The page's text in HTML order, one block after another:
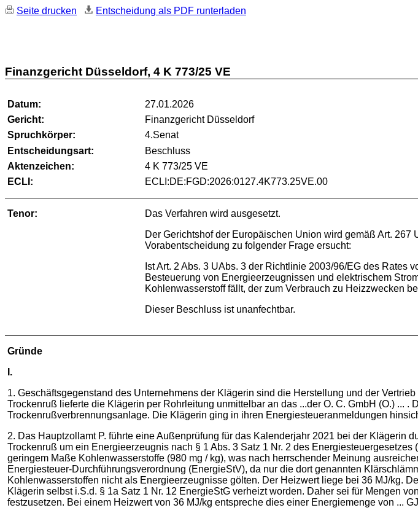
Seite drucken Entscheidung als PDF runterladen
Finanzgericht Düsseldorf, 4 K 773/25 VE
Datum:
27.01.2026
Gericht:
Finanzgericht Düsseldorf
Spruchkörper:
4.Senat
Entscheidungsart:
Beschluss
Aktenzeichen:
4 K 773/25 VE
ECLI:
ECLI:DE:FGD:2026:0127.4K773.25VE.00
Tenor:
Das Verfahren wird ausgesetzt.
Der Gerichtshof der Europäischen Union wird gemäß Art.
Vorabentscheidung zu folgender Frage ersucht:
Ist Art. 2 Abs. 3 UAbs. 3 der Richtlinie 2003/96/EG des
Besteuerung von Energieerzeugnissen und elektrischem
Kohlenwasserstoff fällt, der zum Verbrauch zu Heizzwecken
Dieser Beschluss ist unanfechtbar.
Gründe
I.
1. Geschäftsgegenstand des Unternehmens der Klägerin sind die Herstellung und der
Trockenruß lieferte die Klägerin per Rohrleitung unmittelbar an das ...der O. C. GmbH (O.) ...
Trockenrußverbrennungsanlage. Die Klägerin ging in ihren Energiesteueranmeldungen
2. Das Hauptzollamt P. führte eine Außenprüfung für das Kalenderjahr 2021 bei der Klägerin
Trockenruß um ein Energieerzeugnis nach § 1 Abs. 3 Satz 1 Nr. 2 des
geringem Maße Kohlenwasserstoffe (980 mg / kg), was nach herrschender Meinung
Energiesteuer-Durchführungsverordnung (EnergieStV), da nur die dort genannten
Kohlenwasserstoffen nicht als Energieerzeugnisse gölten. Der Heizwert liege bei 36 MJ/kg.
Klägerin selbst i.S.d. § 1a Satz 1 Nr. 12 EnergieStG verheizt worden. Daher sei für Mengen
festzusetzen. Bei einem Heizwert von 36 MJ/kg entspreche dies einer Energiemenge von ...